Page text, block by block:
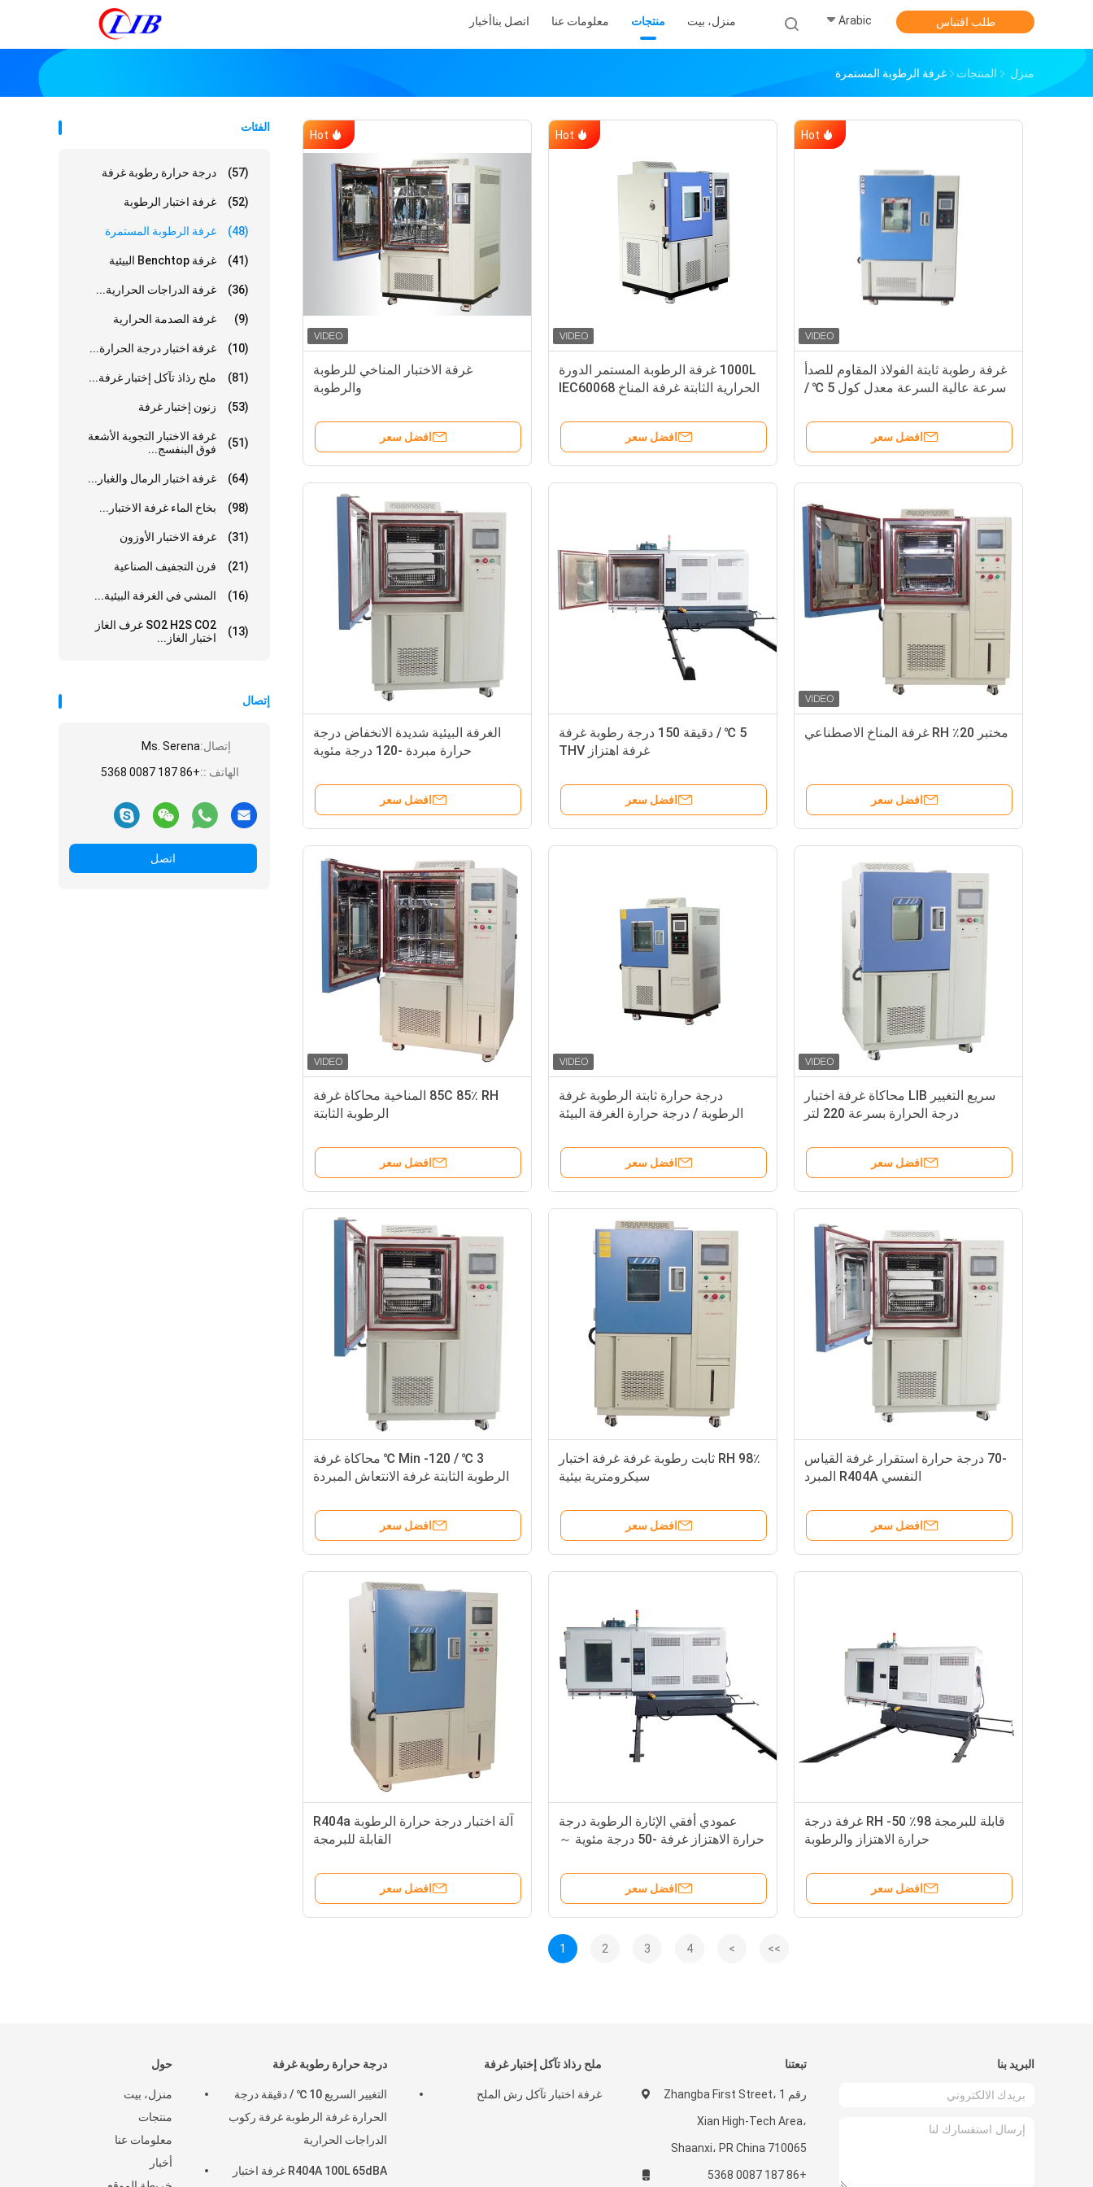
منزل، بيت منتجات معلومات عنا اتصل بناأخبار Arabic طلب اقتباس
منزل المنتجات غرفة الرطوبة المستمرة
الفئات
درجة حرارة رطوبة غرفة (57)
غرفة اختبار الرطوبة (52)
غرفة الرطوبة المستمرة (48)
غرفة Benchtop البيئية (41)
غرفة الدراجات الحرارية... (36)
غرفة الصدمة الحرارية (9)
غرفة اختبار درجة الحرارة... (10)
ملح رذاذ تآكل إختبار غرفة... (81)
زنون إختبار غرفة (53)
غرفة الاختبار التجوية الأشعة
فوق البنفسج...
(51)
غرفة اختبار الرمال والغبار... (64)
بخاخ الماء غرفة الاختبار... (98)
غرفة الاختبار الأوزون (31)
فرن التجفيف الصناعية (21)
المشي في الغرفة البيئية... (16)
SO2 H2S CO2 غرف الغاز
اختبار الغاز...
(13)
إتصال
إتصال:Ms. Serena
الهاتف ::+86 187 0087 5368
اتصل
Hot
غرفة الاختبار المناخي للرطوبة
والرطوبة
افضل سعر
Hot
1000L غرفة الرطوبة المستمر الدورة
الحرارية الثابتة غرفة المناخ IEC60068
افضل سعر
Hot
غرفة رطوبة ثابتة الفولاذ المقاوم للصدأ
سرعة عالية السرعة معدل كول 5 ℃ /
افضل سعر
الغرفة البيئية شديدة الانخفاض درجة
حرارة مبردة -120 درجة مئوية
افضل سعر
5 ℃ / دقيقة 150 درجة رطوبة غرفة
غرفة اهتزاز THV
افضل سعر
مختبر 20٪ RH غرفة المناخ الاصطناعي
افضل سعر
85C 85٪ RH المناخية محاكاة غرفة
الرطوبة الثابتة
افضل سعر
درجة حرارة ثابتة الرطوبة غرفة
الرطوبة / درجة حرارة الغرفة البيئة
افضل سعر
سريع التغيير LIB محاكاة غرفة اختبار
درجة الحرارة بسرعة 220 لتر
افضل سعر
3 ℃ / Min -120 ℃ محاكاة غرفة
الرطوبة الثابتة غرفة الانتعاش المبردة
افضل سعر
98٪ RH ثابت رطوبة غرفة غرفة اختبار
سيكرومترية بيئية
افضل سعر
-70 درجة حرارة استقرار غرفة القياس
النفسي R404A المبرد
افضل سعر
آلة اختبار درجة حرارة الرطوبة R404a
القابلة للبرمجة
افضل سعر
عمودي أفقي الإثارة الرطوبة درجة
حرارة الاهتزاز غرفة -50 درجة مئوية ～
افضل سعر
قابلة للبرمجة 98٪ RH -50 غرفة درجة
حرارة الاهتزاز والرطوبة
افضل سعر
1 2 3 4 > >>
حول
منزل، بيت
منتجات
معلومات عنا
أخبار
درجة حرارة رطوبة غرفة
التغيير السريع 10 ℃ / دقيقة درجة
الحرارة غرفة الرطوبة غرفة ركوب
الدراجات الحرارية
R404A 100L 65dBA غرفة اختبار
ملح رذاذ تآكل إختبار غرفة
غرفة اختبار تآكل رش الملح
تبعتنا
رقم 1 Zhangba First Street،
Xian High-Tech Area،
Shaanxi، PR China 710065
+86 187 0087 5368
البريد بنا